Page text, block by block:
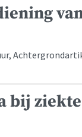
bij